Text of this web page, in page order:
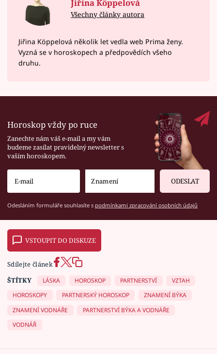
Jiřina Köppelová
Všechny články autora
Jiřina Köppelová několik let vedla web Prima ženy.
Vyzná se v horoskopech a předpovědích všeho
druhu.
Horoskop vždy po ruce
Zanechte nám váš e-mail a my vám
budeme zasílat pravidelný newsletter s
vaším horoskopem.
ODESLAT
Odesláním formuláře souhlasíte s podmínkami zpracování osobních údajů
VSTOUPIT DO DISKUZE
Sdílejte článek
ŠTÍTKY
LÁSKA HOROSKOP PARTNERSTVÍ
VZTAH
HOROSKOPY
PARTNERSKÝ HOROSKOP
ZNAMENÍ BÝKA
ZNAMENÍ VODNÁŘE
PARTNERSTVÍ BÝKA A VODNÁŘE
VODNÁŘ